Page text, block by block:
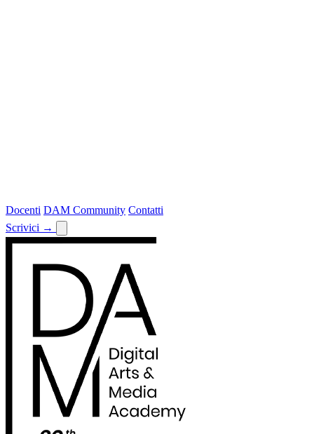
Docenti DAM Community Contatti
Scrivici →